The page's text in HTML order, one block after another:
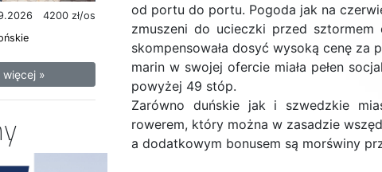
od portu do portu. Pogoda jak na
zmuszeni do ucieczki przed
skompensowała dosyć wysoką cenę
marin w swojej ofercie miała pełen
powyżej 49 stóp.
Zarówno duńskie jak i szwedzkie
rowerem, który można w zasadzie
a dodatkowym bonusem są morświny
4200 zł/os
»